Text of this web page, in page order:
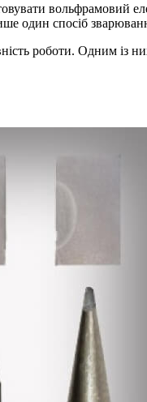
вольфрамовий
один спосіб
роботи. Одним із